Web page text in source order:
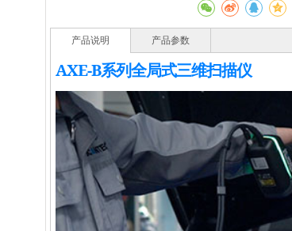
产品说明 产品参数
AXE-B系列全局式三维扫描仪